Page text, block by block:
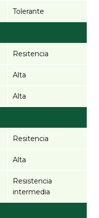
Tolerante
Resitencia
Alta
Alta
Resitencia
Alta
Resistencia
intermedia